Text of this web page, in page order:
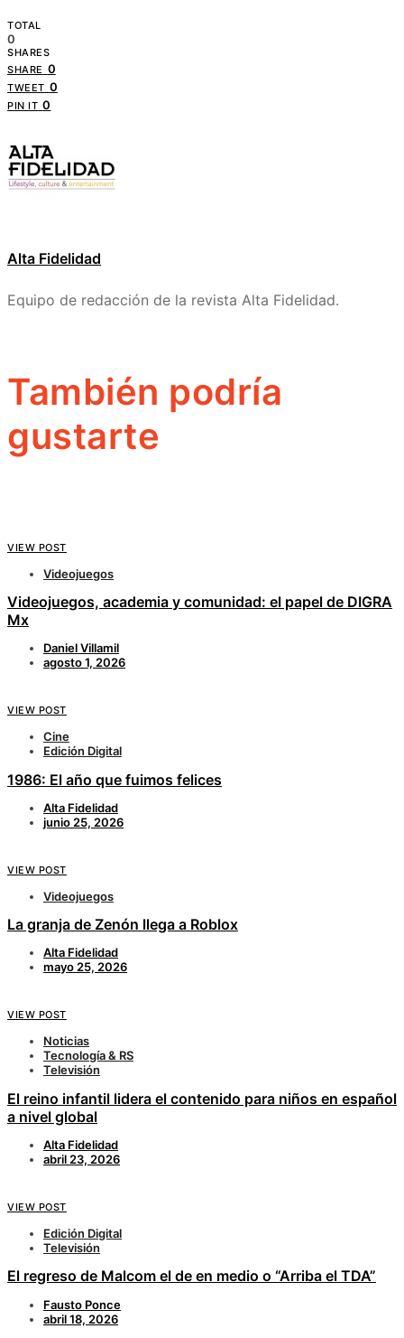
TOTAL
0
SHARES
SHARE 0
TWEET 0
PIN IT 0
Alta Fidelidad
Equipo de redacción de la revista Alta Fidelidad.
También podría
gustarte
VIEW POST
Videojuegos
Videojuegos, academia y comunidad: el papel de DIGRA
Mx
Daniel Villamil
agosto 1, 2026
VIEW POST
Cine
Edición Digital
1986: El año que fuimos felices
Alta Fidelidad
junio 25, 2026
VIEW POST
Videojuegos
La granja de Zenón llega a Roblox
Alta Fidelidad
mayo 25, 2026
VIEW POST
Noticias
Tecnología & RS
Televisión
El reino infantil lidera el contenido para niños en español
a nivel global
Alta Fidelidad
abril 23, 2026
VIEW POST
Edición Digital
Televisión
El regreso de Malcom el de en medio o “Arriba el TDA”
Fausto Ponce
abril 18, 2026